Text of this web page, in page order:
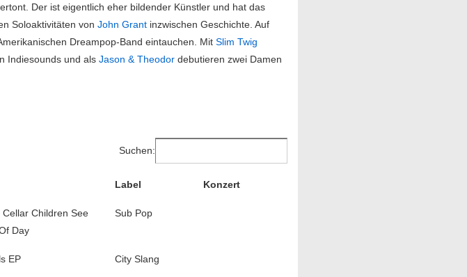
Der ist eigentlich eher bildender Künstler und hat das
Soloaktivitäten vonJohn Grant inzwischen Geschichte. Auf
Dreampop-Band eintauchen. MitSlim Twig
Indiesounds und alsJason & Theodor debutieren zwei Damen
Suchen:
Label Konzert
Children See
Day
Sub Pop
EP City Slang